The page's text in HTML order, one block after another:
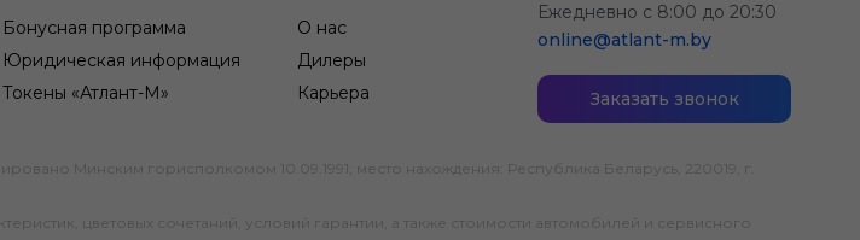
Бонусная программа
Юридическая информация
Токены «Атлант-М»
О нас
Дилеры
Карьера
Ежедневно с 8:00 до 20:30
online@atlant-m.by
Заказать звонок
Минским горисполкомом 10.09.1991; место нахождения: Республика Беларусь, 220019, г.
цветовых сочетаний, условий гарантии, а также стоимости автомобилей и сервисного